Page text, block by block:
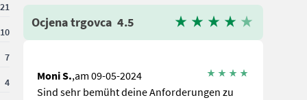
21
10
7
4
Ocjena trgovca 4.5
Moni S.,am 09-05-2024
Sind sehr bemüht deine Anforderungen zu